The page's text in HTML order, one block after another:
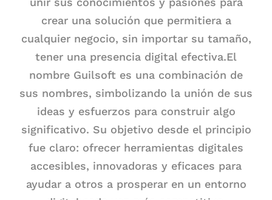
crear una solución que permitiera a
cualquier negocio, sin importar su tamaño,
tener una presencia digital efectiva.El
nombre Guilsoft es una combinación de
sus nombres, simbolizando la unión de sus
ideas y esfuerzos para construir algo
significativo. Su objetivo desde el principio
fue claro: ofrecer herramientas digitales
accesibles, innovadoras y eficaces para
ayudar a otros a prosperar en un entorno